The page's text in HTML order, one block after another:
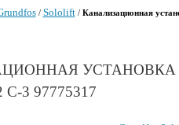
/ Sololift/ Канализационная
УСТАНОВКА
C-3 97775317